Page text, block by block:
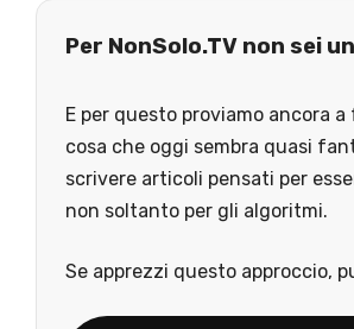
Per NonSolo.TV non sei
E per questo proviamo ancora a
cosa che oggi sembra quasi
scrivere articoli pensati per
non soltanto per gli algoritmi.
Se apprezzi questo approccio,